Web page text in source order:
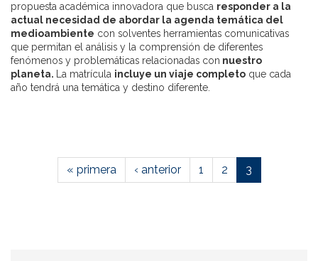
propuesta académica innovadora que busca responder a la
actual necesidad de abordar la agenda temática del
medioambiente con solventes herramientas comunicativas
que permitan el análisis y la comprensión de diferentes
fenómenos y problemáticas relacionadas con nuestro
planeta. La matrícula incluye un viaje completo que cada
año tendrá una temática y destino diferente.
« primera ‹ anterior 1 2 3